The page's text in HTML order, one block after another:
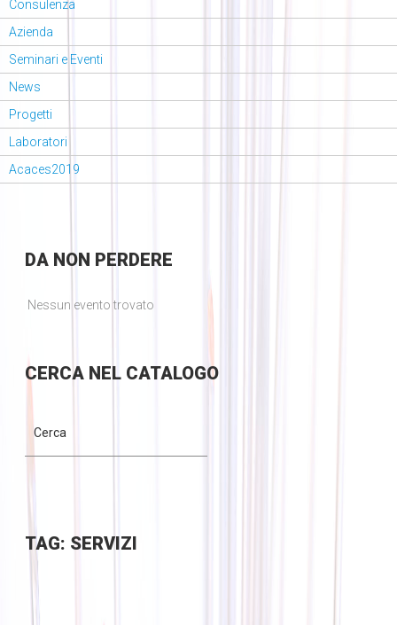
Consulenza
Azienda
Seminari e Eventi
News
Progetti
Laboratori
Acaces2019
DANON PERDERE
Nessun evento trovato
CERCANEL CATALOGO
TAG: SERVIZI